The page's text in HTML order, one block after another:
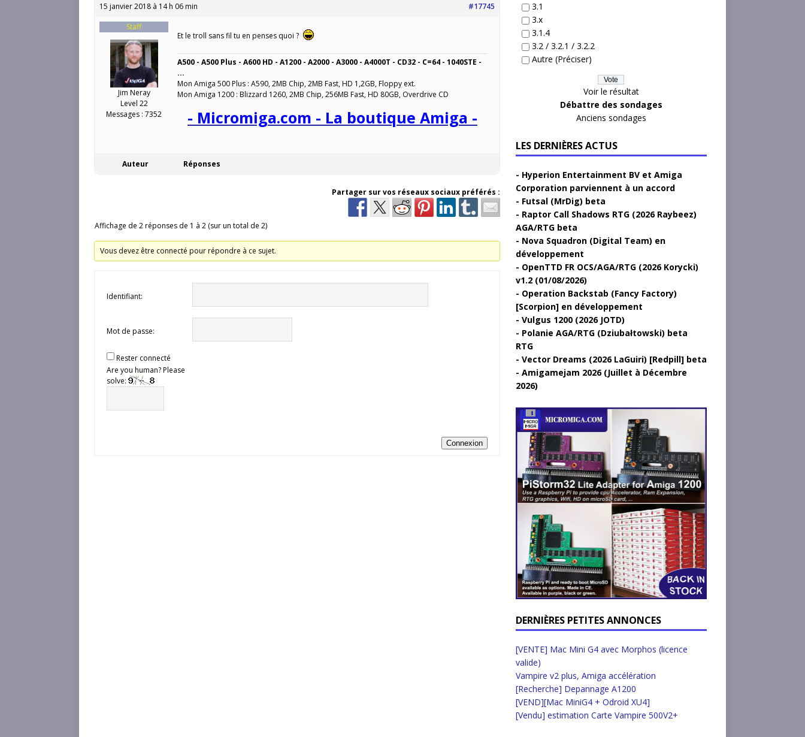
15 janvier 2018 à 14 h 06 min
#17745
Staff
Jim Neray
Level 22
Messages : 7352
Et le troll sans fil tu en penses quoi ?
A500 - A500 Plus - A600 HD - A1200 - A2000 - A3000 - A4000T - CD32 - C=64 - 1040STE -
...
Mon Amiga 500 Plus : A590, 2MB Chip, 2MB Fast, HD 1,2GB, Floppy ext.
Mon Amiga 1200 : Blizzard 1260, 2MB Chip, 256MB Fast, HD 80GB, Overdrive CD
- Micromiga.com - La boutique Amiga -
Auteur Réponses
Partager sur vos réseaux sociaux préférés :
Affichage de 2 réponses de 1 à 2 (sur un total de 2)
Vous devez être connecté pour répondre à ce sujet.
Identifiant:
Mot de passe:
Rester connecté
Are you human? Please
solve:
Connexion
3.1
3.x
3.1.4
3.2 / 3.2.1 / 3.2.2
Autre (Préciser)
Voir le résultat
Débattre des sondages
Anciens sondages
LES DERNIÈRES ACTUS
Hyperion Entertainment BV et Amiga
Corporation parviennent à un accord
Futsal (MrDig) beta
Raptor Call Shadows RTG (2026 Raybeez)
AGA/RTG beta
Nova Squadron (Digital Team) en
développement
OpenTTD FR OCS/AGA/RTG (2026 Korycki)
v1.2 (01/08/2026)
Operation Backstab (Fancy Factory)
[Scorpion] en développement
Vulgus 1200 (2026 JOTD)
Polanie AGA/RTG (Dziubałtowski) beta
RTG
Vector Dreams (2026 LaGuiri) [Redpill] beta
Amigamejam 2026 (Juillet à Décembre
2026)
DERNIÈRES PETITES ANNONCES
[VENTE] Mac Mini G4 avec Morphos (licence
valide)
Vampire v2 plus, Amiga accélération
[Recherche] Depannage A1200
[VEND][Mac MiniG4 + Odroid XU4]
[Vendu] estimation Carte Vampire 500V2+